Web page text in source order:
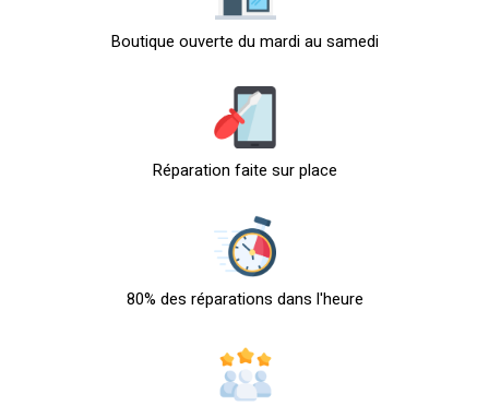
Boutique ouverte du mardi au samedi
Réparation faite sur place
80% des réparations dans l'heure